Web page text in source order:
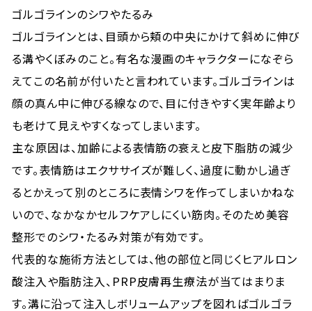
ゴルゴラインのシワやたるみ
ゴルゴラインとは、目頭から頬の中央にかけて斜めに伸び
る溝やくぼみのこと。有名な漫画のキャラクターになぞら
えてこの名前が付いたと言われています。ゴルゴラインは
顔の真ん中に伸びる線なので、目に付きやすく実年齢より
も老けて見えやすくなってしまいます。
主な原因は、加齢による表情筋の衰えと皮下脂肪の減少
です。表情筋はエクササイズが難しく、過度に動かし過ぎ
るとかえって別のところに表情シワを作ってしまいかねな
いので、なかなかセルフケアしにくい筋肉。そのため美容
整形でのシワ・たるみ対策が有効です。
代表的な施術方法としては、他の部位と同じくヒアルロン
酸注入や脂肪注入、PRP皮膚再生療法が当てはまりま
す。溝に沿って注入しボリュームアップを図ればゴルゴラ